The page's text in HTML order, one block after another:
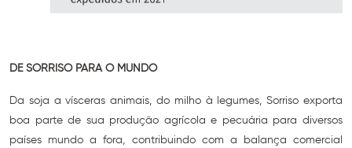
DE SORRISO PARA O MUNDO
Da soja a vísceras animais, do milho à legumes, Sorriso exporta
boa parte de sua produção agrícola e pecuária para diversos
países mundo a fora, contribuindo com a balança comercial